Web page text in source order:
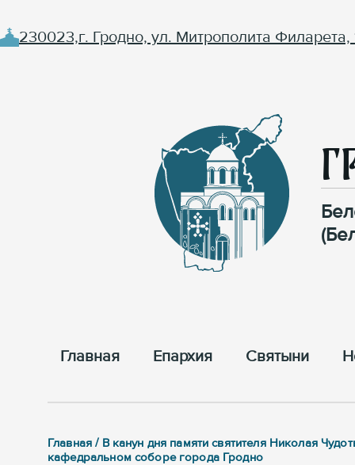
230023,г. Гродно, ул. Митрополита Филарета,
Главная Епархия Cвятыни
Главная / В канун дня памяти святителя Николая
кафедральном соборе города Гродно